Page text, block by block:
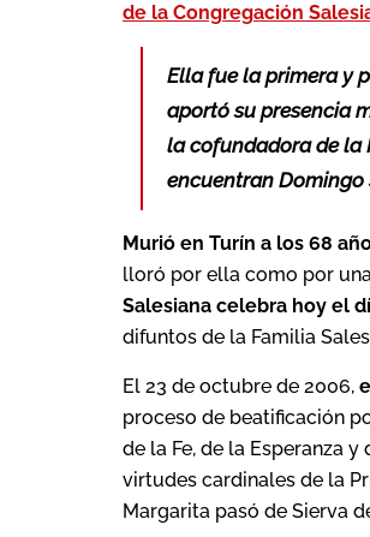
de la Congregación
Ella fue la primera y
aportó su presencia
la cofundadora de la
encuentran Domingo
Murió en Turín a los 68
lloró por ella como por
Salesiana celebra hoy el
difuntos de la Familia
El 23 de octubre de 2006,
proceso de beatificación
de la Fe, de la Esperanza
virtudes cardinales de la
Margarita pasó de Sierva